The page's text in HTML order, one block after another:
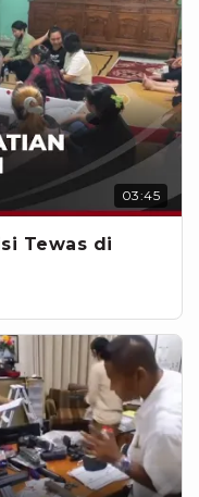
03:45
Tewas di